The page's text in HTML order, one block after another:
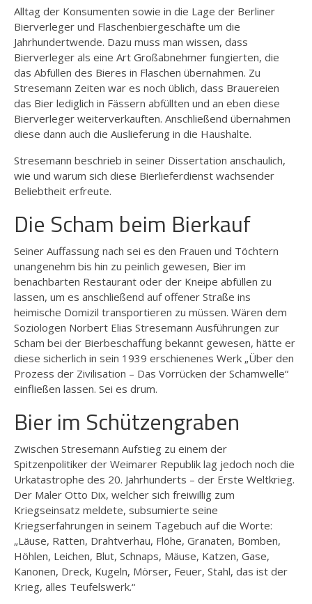
Alltag der Konsumenten sowie in die Lage der Berliner
Bierverleger und Flaschenbiergeschäfte um die
Jahrhundertwende. Dazu muss man wissen, dass
Bierverleger als eine Art Großabnehmer fungierten, die
das Abfüllen des Bieres in Flaschen übernahmen. Zu
Stresemann Zeiten war es noch üblich, dass Brauereien
das Bier lediglich in Fässern abfüllten und an eben diese
Bierverleger weiterverkauften. Anschließend übernahmen
diese dann auch die Auslieferung in die Haushalte.
Stresemann beschrieb in seiner Dissertation anschaulich,
wie und warum sich diese Bierlieferdienst wachsender
Beliebtheit erfreute.
Die Scham beim Bierkauf
Seiner Auffassung nach sei es den Frauen und Töchtern
unangenehm bis hin zu peinlich gewesen, Bier im
benachbarten Restaurant oder der Kneipe abfüllen zu
lassen, um es anschließend auf offener Straße ins
heimische Domizil transportieren zu müssen. Wären dem
Soziologen Norbert Elias Stresemann Ausführungen zur
Scham bei der Bierbeschaffung bekannt gewesen, hätte er
diese sicherlich in sein 1939 erschienenes Werk „Über den
Prozess der Zivilisation – Das Vorrücken der Schamwelle“
einfließen lassen. Sei es drum.
Bier im Schützengraben
Zwischen Stresemann Aufstieg zu einem der
Spitzenpolitiker der Weimarer Republik lag jedoch noch die
Urkatastrophe des 20. Jahrhunderts – der Erste Weltkrieg.
Der Maler Otto Dix, welcher sich freiwillig zum
Kriegseinsatz meldete, subsumierte seine
Kriegserfahrungen in seinem Tagebuch auf die Worte:
„Läuse, Ratten, Drahtverhau, Flöhe, Granaten, Bomben,
Höhlen, Leichen, Blut, Schnaps, Mäuse, Katzen, Gase,
Kanonen, Dreck, Kugeln, Mörser, Feuer, Stahl, das ist der
Krieg, alles Teufelswerk.“